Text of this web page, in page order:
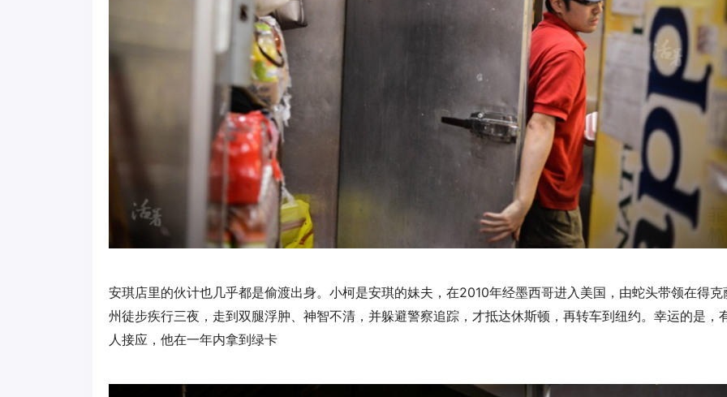
安琪店里的伙计也几乎都是偷渡出身。小柯是安琪的妹夫，在2010年经墨西哥进入美国，由蛇头带领在得克
州徒步疾行三夜，走到双腿浮肿、神智不清，并躲避警察追踪，才抵达休斯顿，再转车到纽约。幸运的是，
人接应，他在一年内拿到绿卡